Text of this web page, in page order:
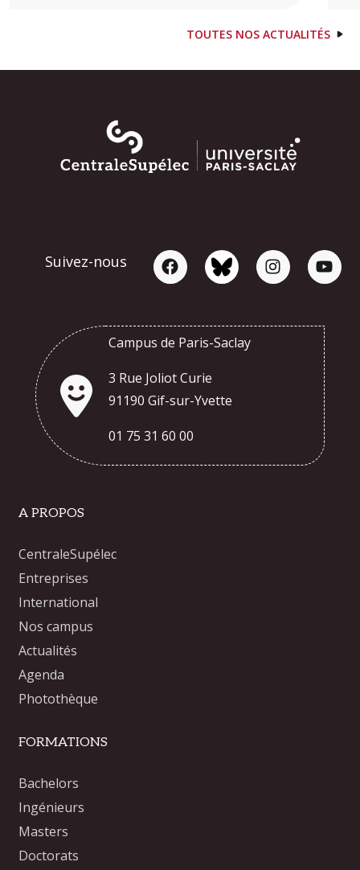
TOUTES NOS ACTUALITÉS
Suivez-nous
Campus de Paris-Saclay
3 Rue Joliot Curie
91190 Gif-sur-Yvette
01 75 31 60 00
A PROPOS
CentraleSupélec
Entreprises
International
Nos campus
Actualités
Agenda
Photothèque
FORMATIONS
Bachelors
Ingénieurs
Masters
Doctorats